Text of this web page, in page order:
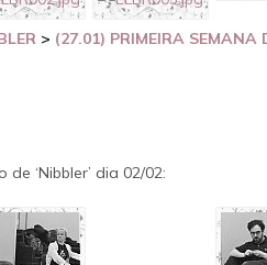
> (27.01) PRIMEIRA SEMANA
‘Nibbler’ dia 02/02: